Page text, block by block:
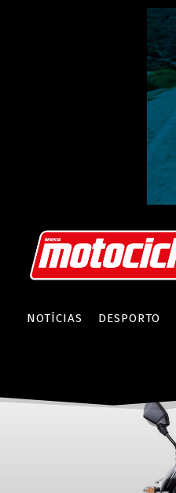
NOTÍCIAS DESPORTO